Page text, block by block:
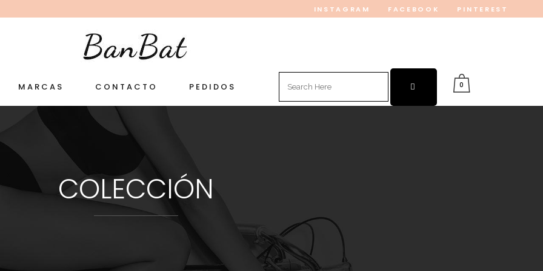
INSTAGRAM FACEBOOK PINTEREST
MARCAS CONTACTO PEDIDOS
Search
for:
0
COLECCIÓN